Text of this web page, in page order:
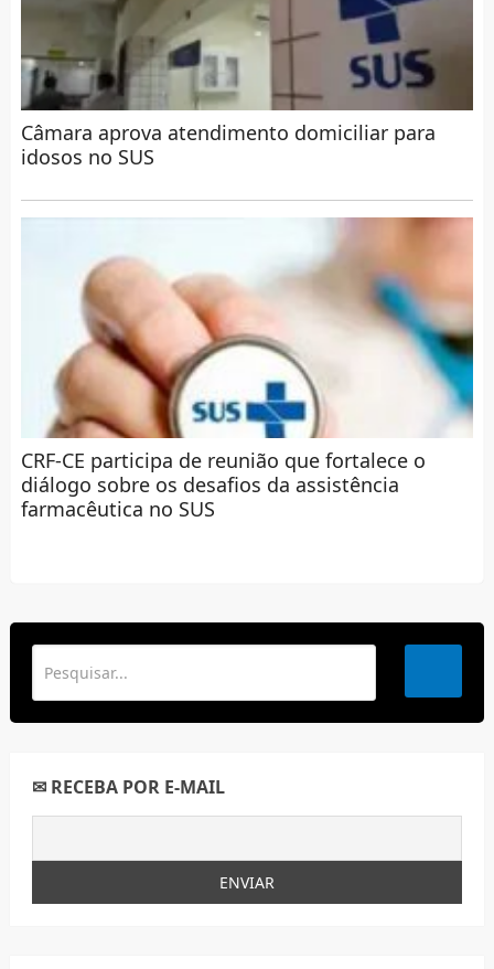
Câmara aprova atendimento domiciliar para
idosos no SUS
CRF-CE participa de reunião que fortalece o
diálogo sobre os desafios da assistência
farmacêutica no SUS
✉ RECEBA POR E-MAIL